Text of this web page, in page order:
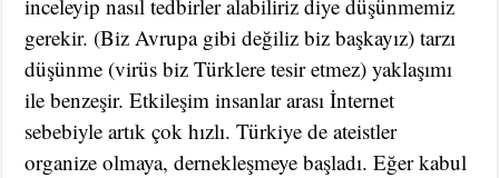
inceleyip nasıl tedbirler alabiliriz diye düşünmemiz
gerekir. (Biz Avrupa gibi değiliz biz başkayız) tarzı
düşünme (virüs biz Türklere tesir etmez) yaklaşımı
ile benzeşir. Etkileşim insanlar arası İnternet
sebebiyle artık çok hızlı. Türkiye de ateistler
organize olmaya, dernekleşmeye başladı. Eğer kabul